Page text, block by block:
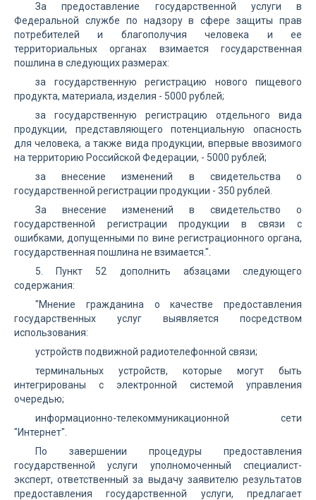
За предоставление государственной услуги в
Федеральной службе по надзору в сфере защиты прав
потребителей и благополучия человека и ее
территориальных органах взимается государственная
пошлина в следующих размерах:
за государственную регистрацию нового пищевого
продукта, материала, изделия - 5000 рублей;
за государственную регистрацию отдельного вида
продукции, представляющего потенциальную опасность
для человека, а также вида продукции, впервые ввозимого
на территорию Российской Федерации, - 5000 рублей;
за внесение изменений в свидетельства о
государственной регистрации продукции - 350 рублей.
За внесение изменений в свидетельство о
государственной регистрации продукции в связи с
ошибками, допущенными по вине регистрационного органа,
государственная пошлина не взимается.".
5. Пункт 52 дополнить абзацами следующего
содержания:
"Мнение гражданина о качестве предоставления
государственных услуг выявляется посредством
использования:
устройств подвижной радиотелефонной связи;
терминальных устройств, которые могут быть
интегрированы с электронной системой управления
очередью;
информационно-телекоммуникационной сети
"Интернет".
По завершении процедуры предоставления
государственной услуги уполномоченный специалист-
эксперт, ответственный за выдачу заявителю результатов
предоставления государственной услуги, предлагает